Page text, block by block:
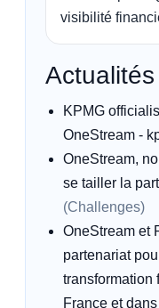
visibilité
KPMG
OneStream -
OneStream,
se tailler la
(Challenges)
OneStream et
partenariat
transformation
France et